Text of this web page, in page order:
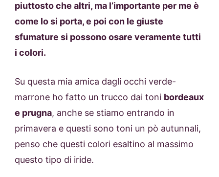
piuttosto che altri, ma l’importante per me è
come lo si porta, e poi con le giuste
sfumature si possono osare veramente tutti
i colori.
Su questa mia amica dagli occhi verde-
marrone ho fatto un trucco dai toni bordeaux
e prugna, anche se stiamo entrando in
primavera e questi sono toni un pò autunnali,
penso che questi colori esaltino al massimo
questo tipo di iride.